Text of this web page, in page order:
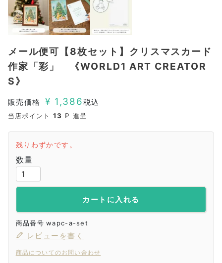
メール便可【8枚セット】クリスマスカード
作家「彩」 《WORLD1 ART CREATOR
S》
販売価格 ¥ 1,386税込
当店ポイント 13 P 進呈
残りわずかです。
カートに入れる
商品番号 wapc-a-set
レビューを書く
商品についてのお問い合わせ